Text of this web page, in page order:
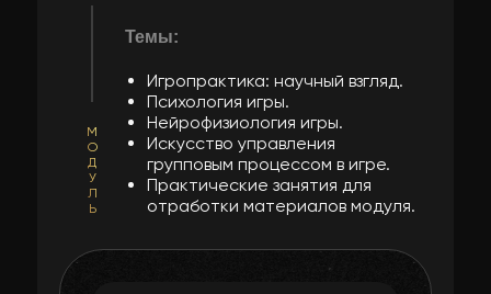
Темы:
Игропрактика: научный взгляд.
Психология игры.
Нейрофизиология игры.
Искусство управления
групповым процессом в игре.
Практические занятия для
отработки материалов модуля.
М
О
Д
У
Л
Ь